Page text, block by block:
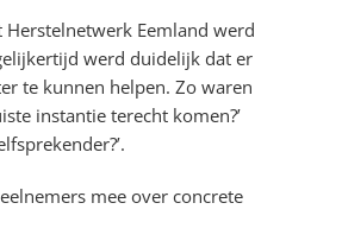
Eemland werd
werd duidelijk dat er
te kunnen helpen. Zo waren
instantie terecht komen?’
mee over concrete